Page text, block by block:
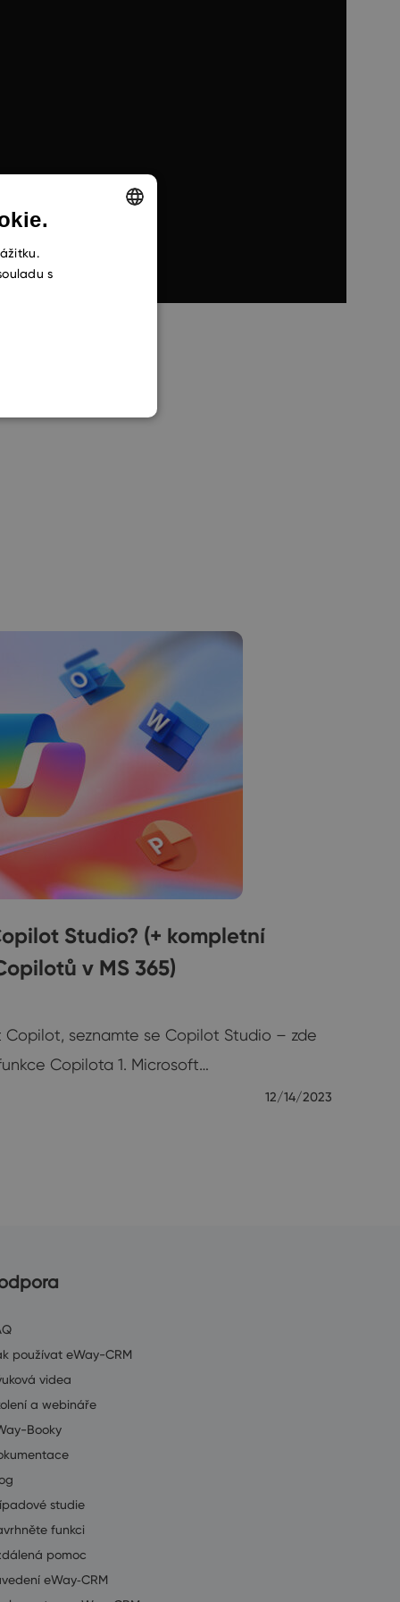
Studio? (+ kompletní
v MS 365)
Copilot, seznamte se Copilot Studio – zde
Copilota 1. Microsoft…
12/14/2023
používat eWay-CRM
videa
a webináře
Booky
studie
funkci
pomoc
eWay‑CRM
s